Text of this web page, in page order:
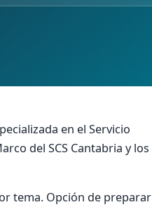
en el Servicio
del SCS Cantabria y los
tema. Opción de preparar